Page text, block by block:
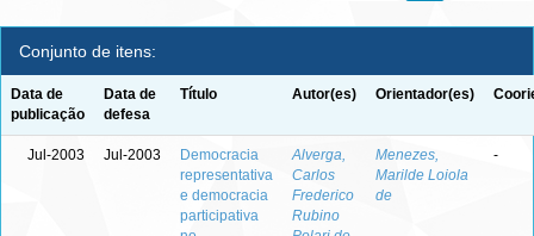
Conjunto de itens:
Data de
publicação
Data de
defesa
Título Autor(es) Orientador(es)
Jul-2003 Jul-2003
Democracia
representativa
e democracia
participativa
Alverga,
Carlos
Frederico
Rubino
Menezes,
Marilde Loiola
de
-